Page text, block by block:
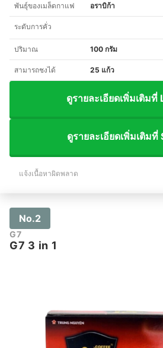
พันธุ์ของเมล็ดกาแฟ อราบิก้า
ระดับการคั่ว
ปริมาณ 100 กรัม
สามารถชงได้ 25 แก้ว
ดูรายละเอียดเพิ่มเติมที่
ดูรายละเอียดเพิ่มเติมที่
แจ้งเนื้อหาผิดพลาด
No.2
G7
G7 3 in 1